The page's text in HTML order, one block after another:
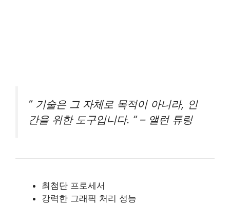
” 기술은 그 자체로 목적이 아니라, 인
간을 위한 도구입니다. ” – 앨런 튜링
최첨단 프로세서
강력한 그래픽 처리 성능